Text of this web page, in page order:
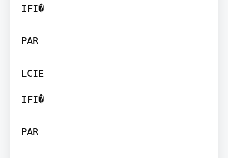
IFI�
PAR
LCIE
IFI�
PAR